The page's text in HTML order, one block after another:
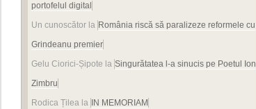
portofelul digital
Un cunoscător la România riscă să paralizeze reformele cu
Grindeanu premier
Gelu Ciorici-Șipote la Singurătatea l-a sinucis pe Poetul Ion
Zimbru
Rodica Țilea la
IN MEMORIAM